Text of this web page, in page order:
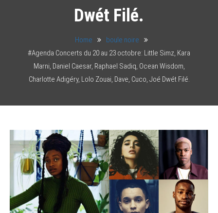
Dwét Filé.
Home
boule noire
#Agenda Concerts du 20 au 23 octobre: Little Simz, Kara
Marni, Daniel Caesar, Raphael Sadiq, Ocean Wisdom,
Charlotte Adigéry, Lolo Zouai, Dave, Cuco, Joé Dwét Filé.